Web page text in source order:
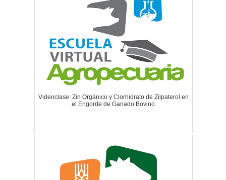
Videoclase: Zin Orgánico y Clorhidrato de Zilpaterol en
el Engorde de Ganado Bovino